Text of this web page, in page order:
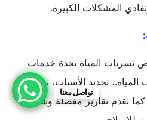
المشكلات الكبيرة.
المياة بجدة خدمات
تحديد الأسباب، تقديم
كما تقدم تقارير مفصلة وشاملة
تواصل معنا